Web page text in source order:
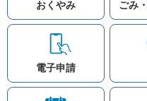
知りたい情報を検索
注目ワード
おくやみ ごみ
電子申請
お問い合わせ
このホームページ
プライバシーポリシー